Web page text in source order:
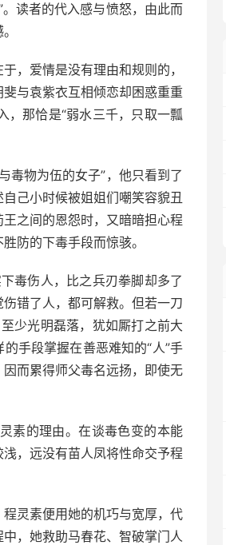
读者的代入感与愤怒，由此而
，爱情是没有理由和规则的，
与袁紫衣互相倾恋却困惑重重
，那恰是“弱水三千，只取一瓢
毒物为伍的女子”，他只看到了
己小时候被姐姐们嘲笑容貌丑
之间的恩怨时，又暗暗担心程
防的下毒手段而惊骇。
毒伤人，比之兵刃拳脚却多了
错了人，都可解救。但若一刀
少光明磊落，犹如厮打之前大
手段掌握在善恶难知的“人”手
而累得师父毒名远扬，即使无
素的理由。在谈毒色变的本能
，远没有苗人凤将性命交予程
灵素便用她的机巧与宽厚，代
，她救助马春花、智破掌门人